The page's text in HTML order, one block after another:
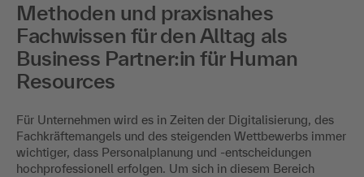
Methoden und praxisnahes
Fachwissen für den Alltag als
Business Partner:in für Human
Resources
Für Unternehmen wird es in Zeiten der Digitalisierung, des
Fachkräftemangels und des steigenden Wettbewerbs immer
wichtiger, dass Personalplanung und -entscheidungen
hochprofessionell erfolgen. Um sich in diesem Bereich